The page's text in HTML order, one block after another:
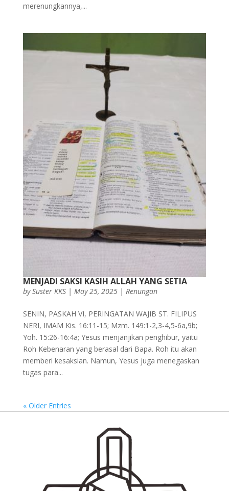
merenungkannya,...
MENJADI SAKSI KASIH ALLAH YANG SETIA
bySuster KKS| May 25, 2025| Renungan
SENIN, PASKAH VI, PERINGATAN WAJIB ST. FILIPUS
NERI, IMAM Kis. 16:11-15; Mzm. 149:1-2,3-4,5-6a,9b;
Yoh. 15:26-16:4a; Yesus menjanjikan penghibur, yaitu
Roh Kebenaran yang berasal dari Bapa. Roh itu akan
memberi kesaksian. Namun, Yesus juga menegaskan
tugas para...
« Older Entries